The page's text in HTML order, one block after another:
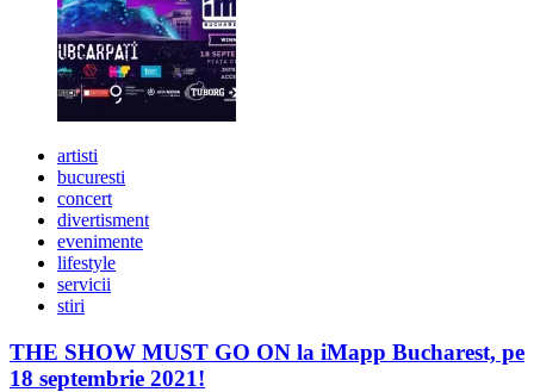
artisti
bucuresti
concert
divertisment
evenimente
lifestyle
servicii
stiri
THE SHOW MUST GO ON la iMapp Bucharest, pe
18 septembrie 2021!